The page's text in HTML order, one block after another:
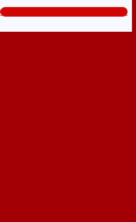
Tổng đài tư vấn miễn phí: 0824.400.400